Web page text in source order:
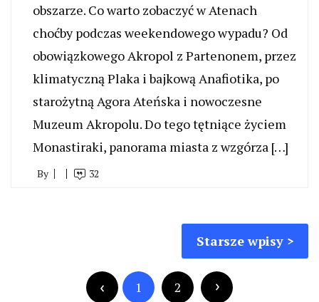
obszarze. Co warto zobaczyć w Atenach
choćby podczas weekendowego wypadu? Od
obowiązkowego Akropol z Partenonem, przez
klimatyczną Plaka i bajkową Anafiotika, po
starożytną Agora Ateńska i nowoczesne
Muzeum Akropolu. Do tego tętniące życiem
Monastiraki, panorama miasta z wzgórza […]
By 32
Starsze wpisy
1 2